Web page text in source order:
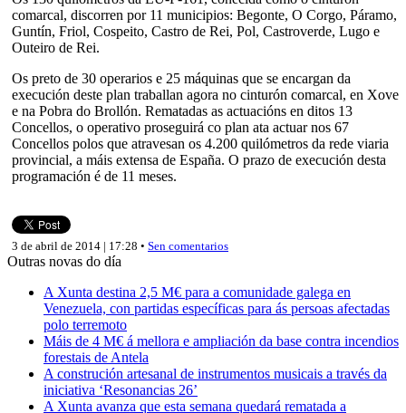
comarcal, discorren por 11 municipios: Begonte, O Corgo, Páramo,
Guntín, Friol, Cospeito, Castro de Rei, Pol, Castroverde, Lugo e
Outeiro de Rei.
Os preto de 30 operarios e 25 máquinas que se encargan da
execución deste plan traballan agora no cinturón comarcal, en Xove
e na Pobra do Brollón. Rematadas as actuacións en ditos 13
Concellos, o operativo proseguirá co plan ata actuar nos 67
Concellos polos que atravesan os 4.200 quilómetros da rede viaria
provincial, a máis extensa de España. O prazo de execución desta
programación é de 11 meses.
3 de abril de 2014 | 17:28 • Sen comentarios
Outras novas do día
A Xunta destina 2,5 M€ para a comunidade galega en
Venezuela, con partidas específicas para ás persoas afectadas
polo terremoto
Máis de 4 M€ á mellora e ampliación da base contra incendios
forestais de Antela
A construción artesanal de instrumentos musicais a través da
iniciativa ‘Resonancias 26’
A Xunta avanza que esta semana quedará rematada a